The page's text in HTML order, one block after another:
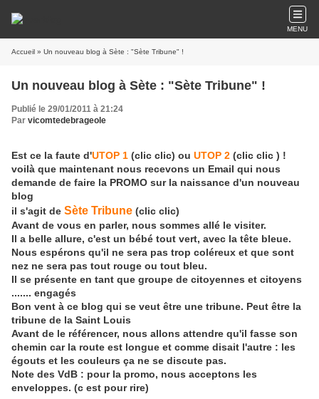
MENU
Accueil » Un nouveau blog à Sète : "Sète Tribune" !
Un nouveau blog à Sète : "Sète Tribune" !
Publié le 29/01/2011 à 21:24
Par vicomtedebrageole
Est ce la faute d'UTOP 1 (clic clic) ou UTOP 2 (clic clic ) !
voilà que maintenant nous recevons un Email qui nous
demande de faire la PROMO sur la naissance d'un nouveau
blog
il s'agit de Sète Tribune (clic clic)
Avant de vous en parler, nous sommes allé le visiter.
Il a belle allure, c'est un bébé tout vert, avec la tête bleue.
Nous espérons qu'il ne sera pas trop coléreux et que sont
nez ne sera pas tout rouge ou tout bleu.
Il se présente en tant que groupe de citoyennes et citoyens
....... engagés
Bon vent à ce blog qui se veut être une tribune. Peut être la
tribune de la Saint Louis
Avant de le référencer, nous allons attendre qu'il fasse son
chemin car la route est longue et comme disait l'autre : les
égouts et les couleurs ça ne se discute pas.
Note des VdB : pour la promo, nous acceptons les
enveloppes. (c est pour rire)